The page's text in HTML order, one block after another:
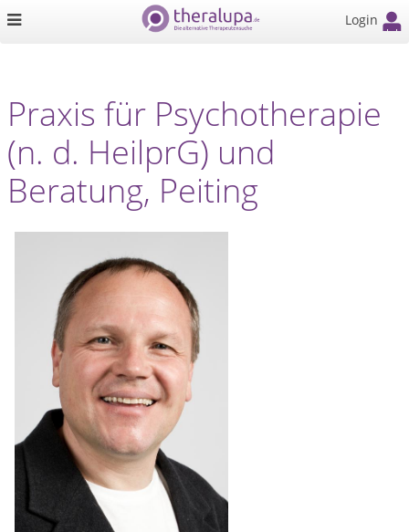
Login
Praxis für Psychotherapie
(n. d. HeilprG) und
Beratung, Peiting